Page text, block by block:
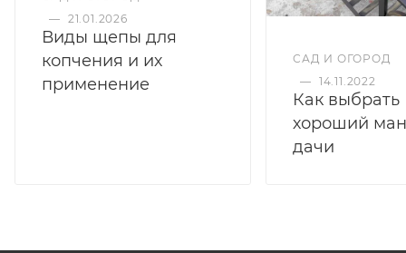
— 21.01.2026
Виды щепы для
копчения и их
применение
САД И ОГОРОД
— 14.11.2022
Как выбрать
хороший
дачи